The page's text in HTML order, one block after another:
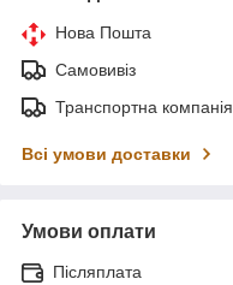
Нова Пошта
Самовивіз
Транспортна компанія
Всі умови доставки
Умови оплати
Післяплата